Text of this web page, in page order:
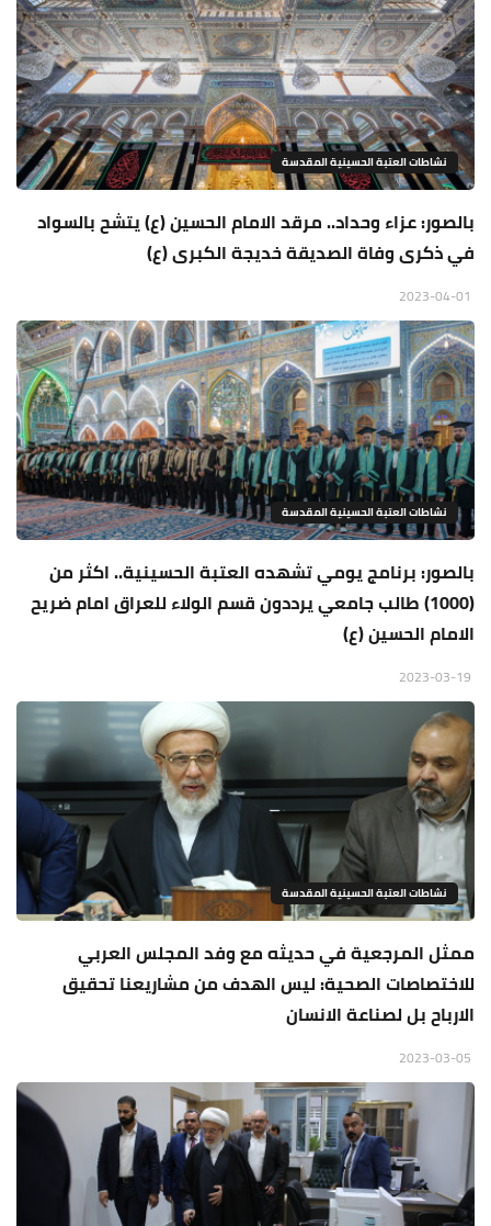
نشاطات العتبة الحسينية المقدسة
بالصور: عزاء وحداد.. مرقد الامام الحسين (ع) يتشح بالسواد
في ذكرى وفاة الصديقة خديجة الكبرى (ع)
نشاطات العتبة الحسينية المقدسة
بالصور: برنامج يومي تشهده العتبة الحسينية.. اكثر من
(1000) طالب جامعي يرددون قسم الولاء للعراق امام ضريح
الامام الحسين (ع)
نشاطات العتبة الحسينية المقدسة
ممثل المرجعية في حديثه مع وفد المجلس العربي
للاختصاصات الصحية: ليس الهدف من مشاريعنا تحقيق
الارباح بل لصناعة الانسان